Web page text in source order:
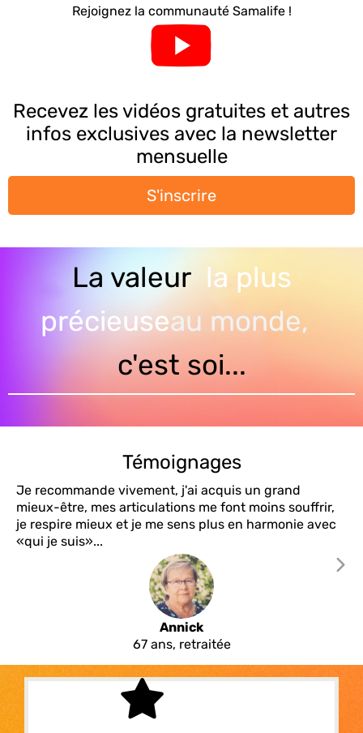
Rejoignez la communauté Samalife !
Recevez les vidéos gratuites et autres
infos exclusives avec la newsletter
mensuelle
S'inscrire
La valeur la plus
précieuseau monde,
c'est soi...
Témoignages
Je recommande vivement, j'ai acquis un grand
mieux-être, mes articulations me font moins souffrir,
je respire mieux et je me sens plus en harmonie avec
«qui je suis»...
Annick
67 ans, retraitée